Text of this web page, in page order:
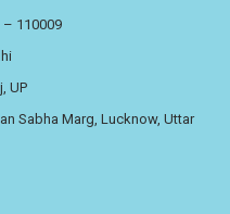
– 110009
UP
Sabha Marg, Lucknow, Uttar